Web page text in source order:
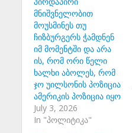
მნიშვნელობით
მოუსმინეს თუ
ჩიზბურგერს ჭამდნენ
იმ მომენტში და არა
ის, რომ ორი წელი
ხალხი აბოლეს, რომ
ჯო უილსონის პოზიცია
ამერიკის პოზიცია იყო
July 3, 2026
In "პოლიტიკა"